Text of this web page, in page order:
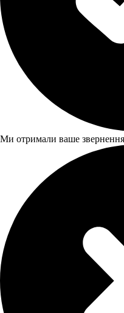
Ми отримали ваше звернення